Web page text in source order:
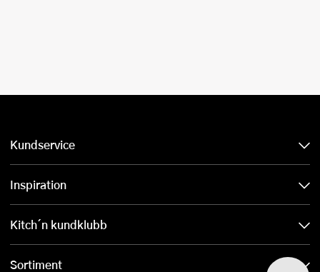
Kundservice
Inspiration
Kitch´n kundklubb
Sortiment